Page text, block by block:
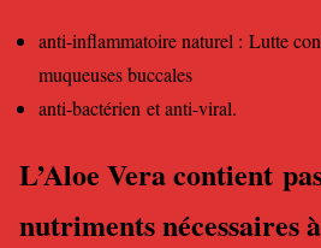
anti-inflammatoire naturel : Lutte
muqueuses buccales
anti-bactérien et anti-viral.
L’Aloe Vera contient
nutriments nécessaires